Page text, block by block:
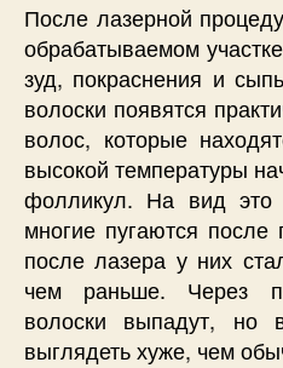
После лазерной
обрабатываемом
зуд, покраснения и
волоски появятся
волос, которые
высокой температуры
фолликул. На вид
многие пугаются
после лазера у них
чем раньше. Через
волоски выпадут, но
выглядеть хуже, чем